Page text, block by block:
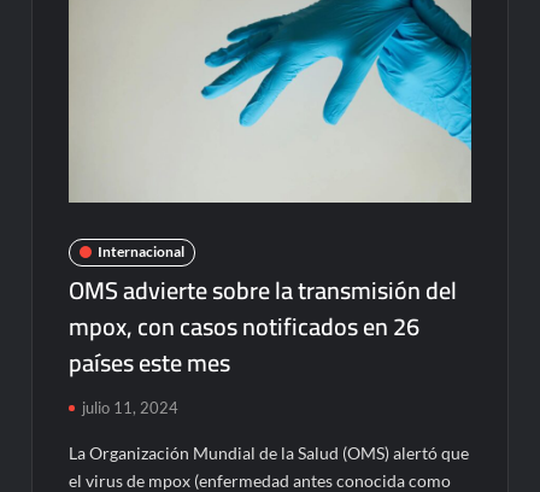
Internacional
OMS advierte sobre la transmisión del
mpox, con casos notificados en 26
países este mes
julio 11, 2024
La Organización Mundial de la Salud (OMS) alertó que
el virus de mpox (enfermedad antes conocida como